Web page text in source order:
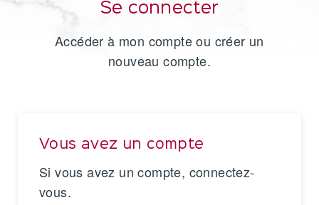
Se connecter
Accéder à mon compte ou créer un
nouveau compte.
Vous avez un compte
Si vous avez un compte, connectez-
vous.